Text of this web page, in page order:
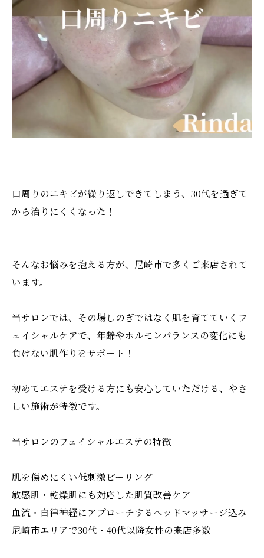
口周りのニキビが繰り返しできてしまう、30代を過ぎて
から治りにくくなった！
そんなお悩みを抱える方が、尼崎市で多くご来店されて
います。
当サロンでは、その場しのぎではなく肌を育てていくフ
ェイシャルケアで、年齢やホルモンバランスの変化にも
負けない肌作りをサポート！
初めてエステを受ける方にも安心していただける、やさ
しい施術が特徴です。
当サロンのフェイシャルエステの特徴
肌を傷めにくい低刺激ピーリング
敏感肌・乾燥肌にも対応した肌質改善ケア
血流・自律神経にアプローチするヘッドマッサージ込み
尼崎市エリアで30代・40代以降女性の来店多数